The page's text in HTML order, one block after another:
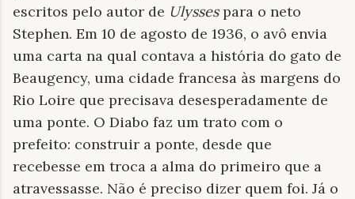
escritos pelo autor de Ulyssespara o neto
Stephen. Em 10 de agosto de 1936, o avô envia
uma carta na qual contava a história do gato de
Beaugency, uma cidade francesa às margens do
Rio Loire que precisava desesperadamente de
uma ponte. O Diabo faz um trato com o
prefeito: construir a ponte, desde que
recebesse em troca a alma do primeiro que a
atravessasse. Não é preciso dizer quem foi. Já o